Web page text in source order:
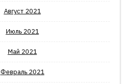
Август 2021
Июль 2021
Май 2021
Февраль 2021